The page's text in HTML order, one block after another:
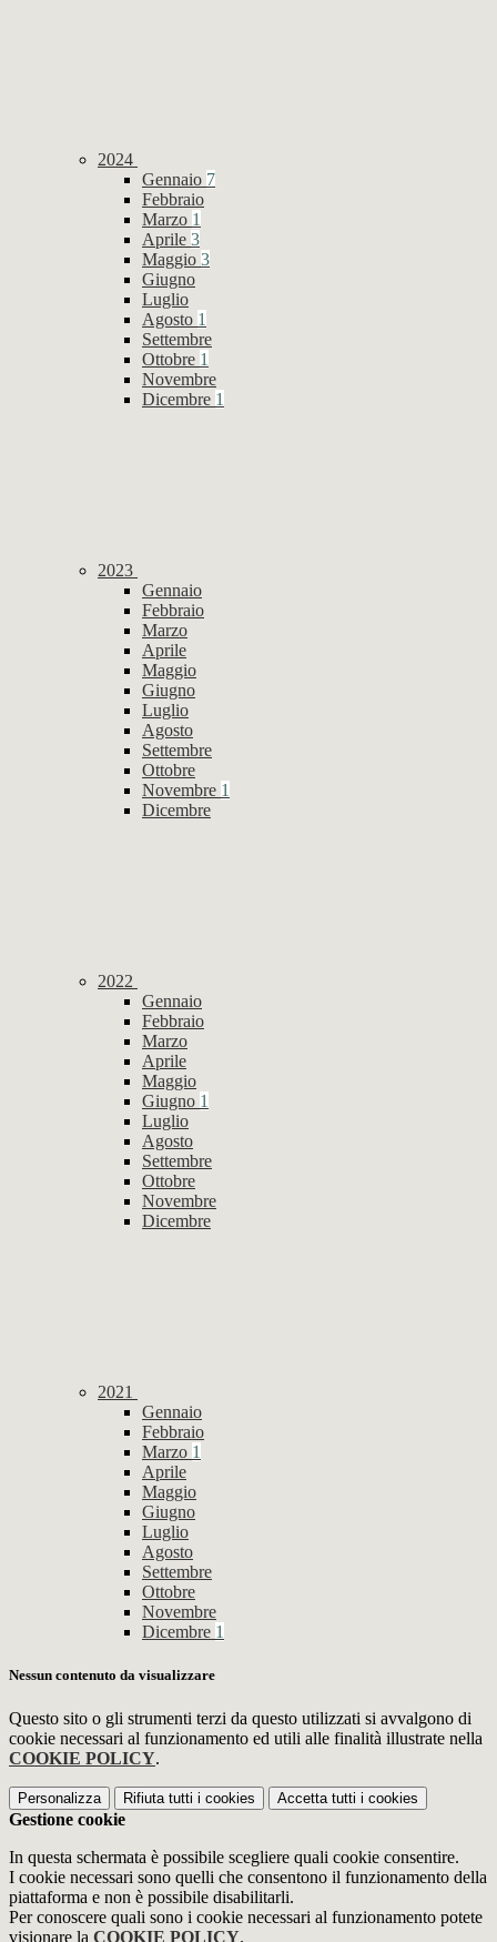
2024
Gennaio 7
Febbraio
Marzo 1
Aprile 3
Maggio 3
Giugno
Luglio
Agosto 1
Settembre
Ottobre 1
Novembre
Dicembre 1
2023
Gennaio
Febbraio
Marzo
Aprile
Maggio
Giugno
Luglio
Agosto
Settembre
Ottobre
Novembre 1
Dicembre
2022
Gennaio
Febbraio
Marzo
Aprile
Maggio
Giugno 1
Luglio
Agosto
Settembre
Ottobre
Novembre
Dicembre
2021
Gennaio
Febbraio
Marzo 1
Aprile
Maggio
Giugno
Luglio
Agosto
Settembre
Ottobre
Novembre
Dicembre 1
Nessun contenuto da visualizzare
Questo sito o gli strumenti terzi da questo utilizzati si avvalgono di
cookie necessari al funzionamento ed utili alle finalità illustrate nella
COOKIE POLICY.
Personalizza Rifiuta tutti i cookies Accetta tutti i cookies
Gestione cookie
In questa schermata è possibile scegliere quali cookie consentire.
I cookie necessari sono quelli che consentono il funzionamento della
piattaforma e non è possibile disabilitarli.
Per conoscere quali sono i cookie necessari al funzionamento potete
visionare la COOKIE POLICY.